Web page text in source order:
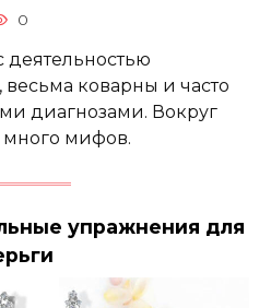
0
деятельностью
коварны и часто
диагнозами. Вокруг
мифов.
упражнения для